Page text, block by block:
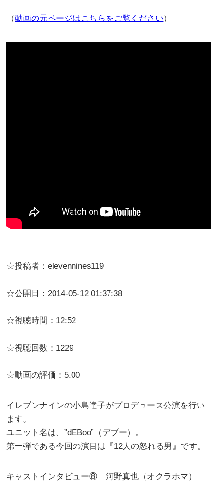
（動画の元ページはこちらをご覧ください）
☆投稿者：elevennines119
☆公開日：2014-05-12 01:37:38
☆視聴時間：12:52
☆視聴回数：1229
☆動画の評価：5.00
イレブンナインの小島達子がプロデュース公演を行い
ます。
ユニット名は、”dEBoo”（デブー）。
第一弾である今回の演目は『12人の怒れる男』です。
キャストインタビュー⑧ 河野真也（オクラホマ）